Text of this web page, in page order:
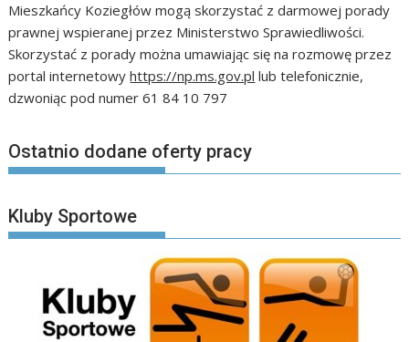
Mieszkańcy Koziegłów mogą skorzystać z darmowej porady
prawnej wspieranej przez Ministerstwo Sprawiedliwości.
Skorzystać z porady można umawiając się na rozmowę przez
portal internetowyhttps://np.ms.gov.pl lub telefonicznie,
dzwoniąc pod numer 61 84 10 797
Ostatnio dodane oferty pracy
Kluby Sportowe